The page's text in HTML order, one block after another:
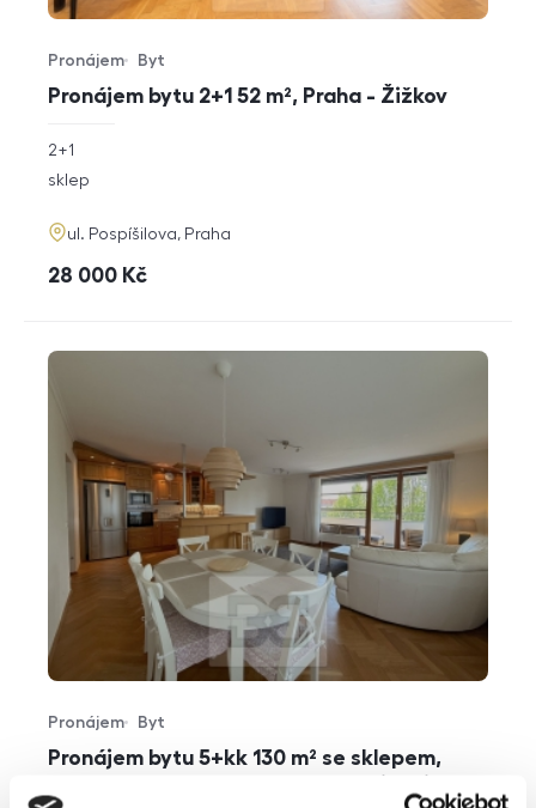
Pronájem bytu 2+1 52 m², Praha - Žižkov
Typ nabídky
Pronájem
Typ nemovitosti
Byt
rozměry
2+1
funkce
sklep
adresa
ul. Pospíšilova, Praha
cena
28 000 Kč
Pronájem bytu 5+kk 130 m² se sklepem,
Typ nabídky
Pronájem
Typ nemovitosti
Byt